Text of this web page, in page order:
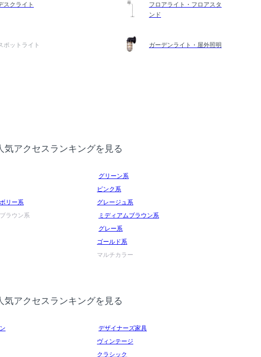
スクライト
フロアライト・フロアスタ
ンド
ポットライト ガーデンライト・屋外照明
アクセスランキングを見る
グリーン系
ピンク系
リー系
グレージュ系
ラウン系
ミディアムブラウン系
グレー系
ゴールド系
マルチカラー
アクセスランキングを見る
デザイナーズ家具
ヴィンテージ
クラシック